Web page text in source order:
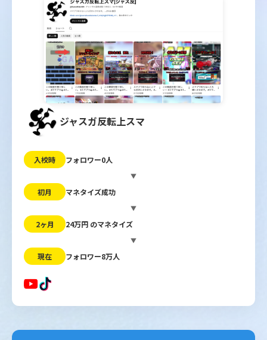
ジャスガ反転上スマ
入校時 フォロワー0人
▼
初月 マネタイズ成功
▼
2ヶ月 24万円 のマネタイズ
▼
現在 フォロワー8万人